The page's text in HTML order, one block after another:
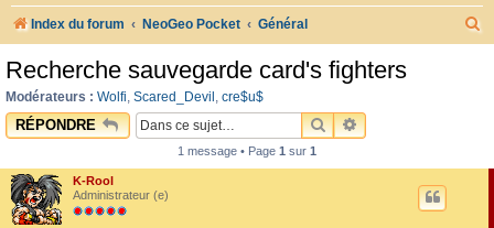
Index du forum NeoGeo Pocket Général
r
Recherche sauvegarde card's fighters
Modérateurs : Wolfi, Scared_Devil , cre$u$
RÉPONDRE RECHERCHER
RECHERCHE
1 message • Page 1 sur 1
K-Rool
Administrateur (e)